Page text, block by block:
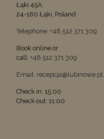
Łąki 45A,
24-160 Łąki, Poland
Telephone: +48 512 371 309
Book online or
call: +48 512 371 309
Email: recepcja@lubinowe.pl
Check in: 15:00
Check out: 11:00